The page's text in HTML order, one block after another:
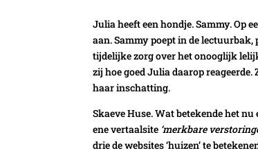
Julia heeft een hondje. Sammy. Op
aan. Sammy poept in de
tijdelijke zorg over het onooglijk
zij hoe goed Julia daarop
haar inschatting.
Skaeve Huse. Wat betekende het nu
ene vertaalsite ‘merkbare
drie de websites ‘huizen’ te